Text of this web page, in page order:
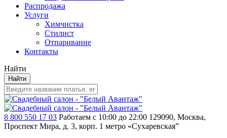
Распродажа
Услуги
Химчистка
Стилист
Отпаривание
Контакты
Найти
Найти
8 800 550 17 03 Работаем с 10:00 до 22:00 129090, Москва,
Проспект Мира, д. 3, корп. 1 метро «Сухаревская”